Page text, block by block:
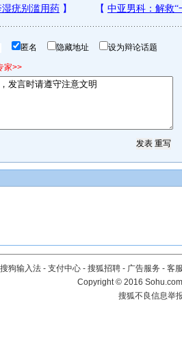
匿名 隐藏地址 设为辩论话题
家>>
搜狗输入法 - 支付中心 - 搜狐招聘 - 广告服务 - 客
Copyright©2016
搜狐不良信息举